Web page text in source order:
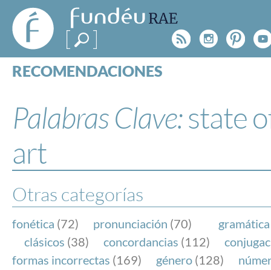
FundéuRAE
- Fundación
del Español
Urgente
Rss
RECOMENDACIONES
ESPECIALES
BLOG
NOTICIAS
FundéuRAE es una fundación patrocinada por la
y la Real Academia Española, cuyo objetivo es
el buen uso del español en los medios de
Internet.
Palabras Clave:state
art
Otras categorías
fonética (72) pronunciación (70) gramática
clásicos (38) concordancias (112)
formas incorrectas (169) género (128)